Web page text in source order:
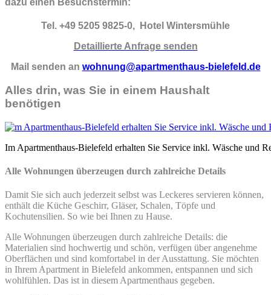
Tel. +49 5205 9825-0, Hotel Wintersmühle
Detaillierte Anfrage senden
Mail senden an wohnung@apartmenthaus-bielefeld.de
Alles drin, was Sie in einem Haushalt
benötigen
Im Apartmenthaus-Bielefeld erhalten Sie Service inkl. Wäsche und
Alle Wohnungen überzeugen durch zahlreiche Details
Damit Sie sich auch jederzeit selbst was Leckeres servieren können,
enthält die Küche Geschirr, Gläser, Schalen, Töpfe und
Kochutensilien. So wie bei Ihnen zu Hause.
Alle Wohnungen überzeugen durch zahlreiche Details: die
Materialien sind hochwertig und schön, verfügen über angenehme
Oberflächen und sind komfortabel in der Ausstattung. Sie möchten
in Ihrem Apartment in Bielefeld ankommen, entspannen und sich
wohlfühlen. Das ist in diesem Apartmenthaus gegeben.